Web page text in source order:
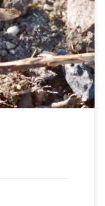
: Insecte
: Œdipoda
: